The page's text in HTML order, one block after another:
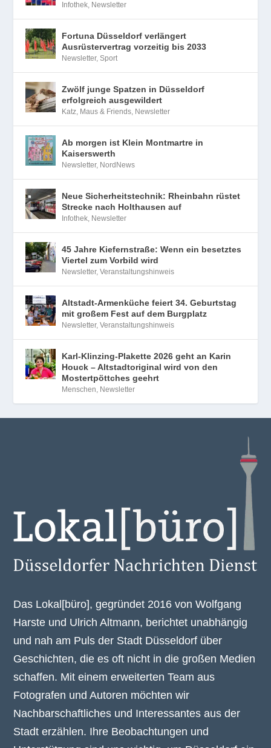
Infothek, Newsletter
Fortuna Düsseldorf verlängert
Ausrüstervertrag vorzeitig bis 2033
Newsletter,Sport
Zwölf junge Spatzen in Düsseldorf
erfolgreich ausgewildert
Katz, Maus & Friends, Newsletter
Ab morgen ist Klein Montmartre in
Kaiserswerth
Newsletter, NordNews
Neue Sicherheitstechnik: Rheinbahn rüstet
Strecke nach Holthausen auf
Infothek, Newsletter
45 Jahre Kiefernstraße: Wenn ein besetztes
Viertel zum Vorbild wird
Newsletter,Veranstaltungshinweis
Altstadt-Armenküche feiert 34. Geburtstag
mit großem Fest auf dem Burgplatz
Newsletter,Veranstaltungshinweis
Karl-Klinzing-Plakette 2026 geht an Karin
Houck – Altstadtoriginal wird von den
Mostertpöttches geehrt
Menschen, Newsletter
Das Lokal[büro], gegründet 2016 von Wolfgang
Harste und Ulrich Altmann, berichtet unabhängig
und nah am Puls der Stadt Düsseldorf über
Geschichten, die es oft nicht in die großen Medien
schaffen. Mit einem erweiterten Team aus
Fotografen und Autoren möchten wir
Nachbarschaftliches und Interessantes aus der
Stadt erzählen. Ihre Beobachtungen und